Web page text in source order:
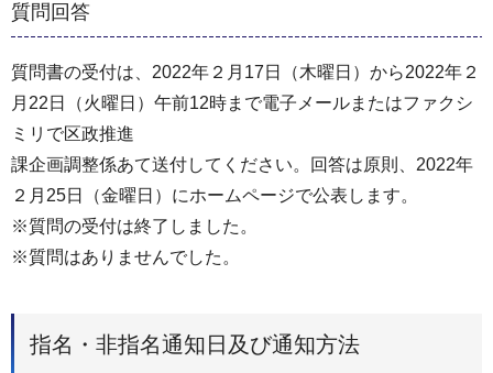
質問回答
質問書の受付は、2022年２⽉17⽇（⽊曜⽇）から2022年２
⽉22⽇（⽕曜⽇）午前12時まで電⼦メールまたはファクシ
ミリで区政推進
課企画調整係あて送付してください。回答は原則、2022年
２⽉25⽇（⾦曜⽇）にホームページで公表します。
※質問の受付は終了しました。
※質問はありませんでした。
指名・非指名通知日及び通知方法